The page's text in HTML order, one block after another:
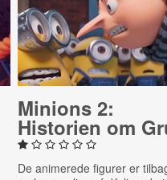
Minions 2:
Historien om
De animerede figurer er